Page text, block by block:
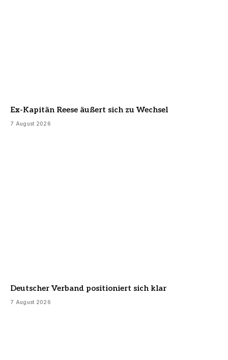
Ex-Kapitän Reese äußert sich zu Wechsel
7 August 2026
Deutscher Verband positioniert sich klar
7 August 2026